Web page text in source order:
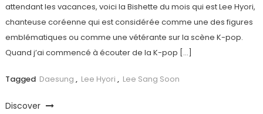
attendant les vacances, voici la Bishette du mois qui est Lee Hyori,
chanteuse coréenne qui est considérée comme une des figures
emblématiques ou comme une vétérante sur la scène K-pop.
Quand j’ai commencé à écouter de la K-pop […]
Tagged Daesung , Lee Hyori , Lee Sang Soon
Discover